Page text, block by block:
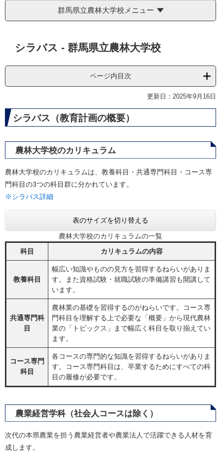
群馬県立農林大学校メニュー
シラバス - 群馬県立農林大学校
ページ内目次
更新日：2025年9月16日
シラバス（教育計画の概要）
農林大学校のカリキュラム
農林大学校のカリキュラムは、教養科目・共通専門科目・コース専
門科目の3つの科目群に分かれています。
※シラバス詳細
表のサイズを切り替える
農林大学校のカリキュラムの一覧
科目
カリキュラムの内容
教養科目
幅広い知識やものの見方を習得するねらいがありま
す。また資格試験・就職試験の準備講習も開講して
います。
共通専門科
目
農林業の基礎を習得するのがねらいです。コース専
門科目を理解する上で必要な「概要」から現代農林
業の「トピックス」まで幅広く科目を取り揃えてい
ます。
コース専門
科目
各コースの専門的な知識を習得するねらいがありま
す。コース専門科目は、卒業するためにすべての科
目の履修が必要です。
農業経営学科（社会人コースは除く）
次代の本県農業を担う農業経営者や農業法人で活躍できる人材を育
成します。